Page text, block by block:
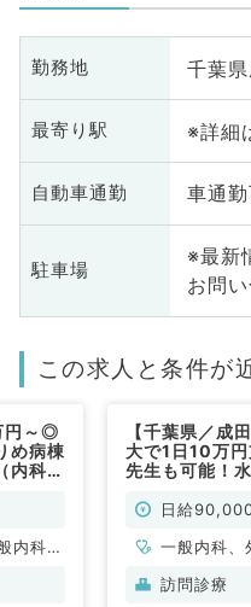
勤務地 千葉
最寄り駅 ※詳細
自動車通勤 車通
駐車場
※最新
お問
この求人と条件が
円～◎
め病棟
内科系
内科、
【千葉県／成
大で1日10万
先生も可能！
ックです（内
日給
一般内科、
訪問診療